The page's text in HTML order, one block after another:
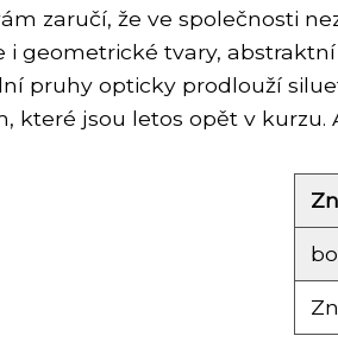
zaručí, že ve společnosti
i geometrické tvary,
pruhy opticky prodlouží
které jsou letos opět v